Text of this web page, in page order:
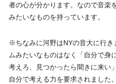
者の心が分かります。なので音楽
みたいなものを持っています。
※ちなみに河野はNYの音大に行き
ムみたいなものはなく「自分で身
考えろ、見つかったら聞きに来い
自分で考える力を要求されました。